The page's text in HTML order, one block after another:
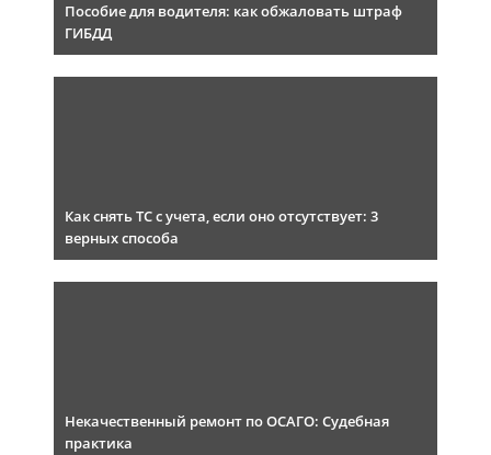
Пособие для водителя: как обжаловать штраф
ГИБДД
Как снять ТС с учета, если оно отсутствует: 3
верных способа
Некачественный ремонт по ОСАГО: Судебная
практика